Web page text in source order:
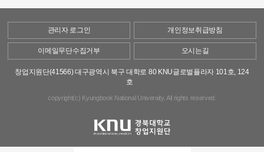
관리자 로그인 개인정보취급방침
이메일무단수집거부 오시는길
창업지원단(41566) 대구광역시 북구 대학로 80 KNU글로벌플라자 101호, 124
호
copyright(c) Kyungbook National Univeraity. All rights reserved.